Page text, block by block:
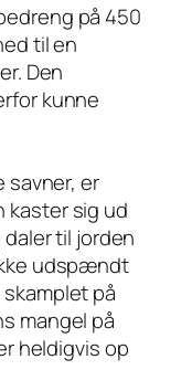
på 450
til en
Den
kunne
savner, er
kaster sig ud
til jorden
udspændt
på
mangel på
heldigvis op